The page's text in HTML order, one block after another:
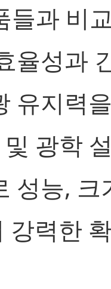
들과 비
율성과
유지력
광학
성능, 크
강력한